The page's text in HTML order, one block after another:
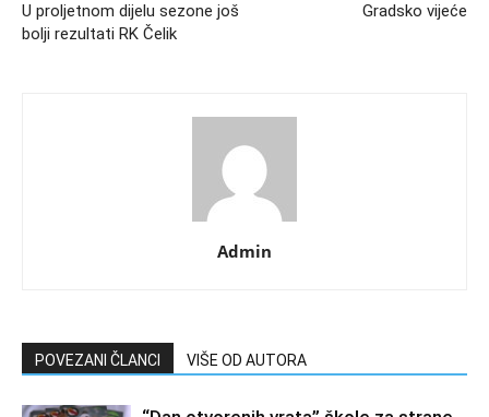
U proljetnom dijelu sezone još
bolji rezultati RK Čelik
Gradsko vijeće
Admin
POVEZANI ČLANCI VIŠE OD AUTORA